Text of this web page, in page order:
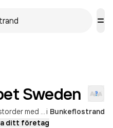
Sweden
i Bunkeflostrand
ditt företag